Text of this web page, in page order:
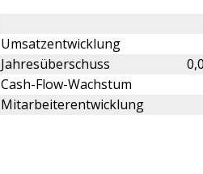
Umsatzentwicklung
Jahresüberschuss
Cash-Flow-Wachstum
Mitarbeiterentwicklung